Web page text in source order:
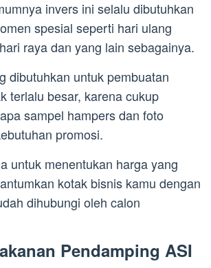
invers ini selalu dibutuhkan
spesial seperti hari ulang
raya dan yang lain sebagainya.
dibutuhkan untuk pembuatan
terlalu besar, karena cukup
sampel hampers dan foto
promosi.
untuk menentukan harga yang
kotak bisnis kamu dengan
dihubungi oleh calon
Pendamping ASI